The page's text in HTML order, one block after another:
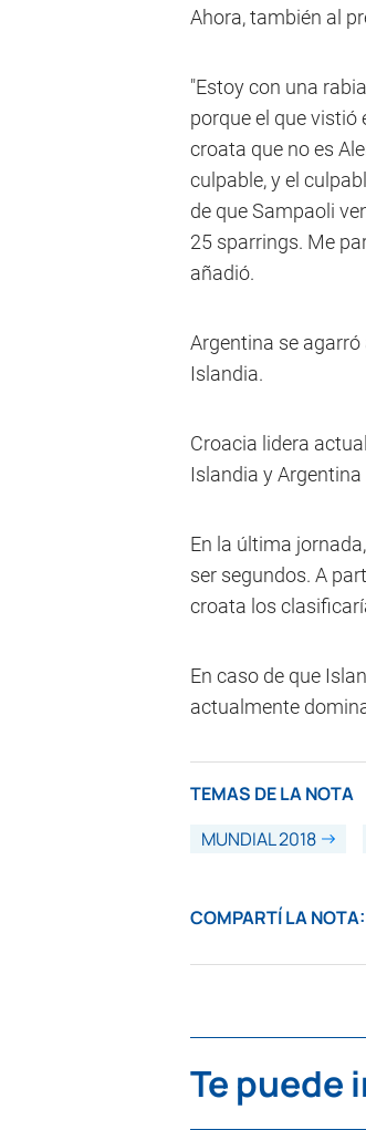
Ahora, también al
"Estoy con una
porque el que vistió
croata que no es
culpable, y el
de que Sampaoli
25 sparrings. Me
añadió.
Argentina se agarró
Islandia.
Croacia lidera
Islandia y
En la última
ser segundos. A
croata los
En caso de que
actualmente
TEMAS DE LA NOTA
MUNDIAL 2018
COMPARTÍ LA NOTA:
Te puede